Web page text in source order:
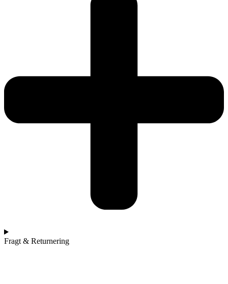
Fragt & Returnering